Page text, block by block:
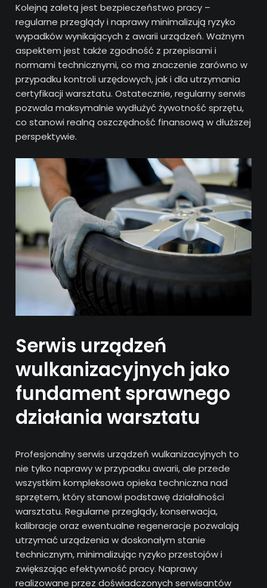
Kolejną zaletą jest bezpieczeństwo pracy –
regularne przeglądy i naprawy minimalizują ryzyko
wypadków wynikających z awarii urządzeń. Ważnym
aspektem jest także zgodność z przepisami i
normami technicznymi, co ma znaczenie zarówno w
przypadku kontroli urzędowych, jak i dla utrzymania
certyfikacji warsztatu. Ostatecznie, regularny serwis
pozwala maksymalnie wydłużyć żywotność sprzętu,
co stanowi realną oszczędność finansową w dłuższej
perspektywie.
Serwis urządzeń
wulkanizacyjnych jako
fundament sprawnego
działania warsztatu
Profesjonalny serwis urządzeń wulkanizacyjnych to
nie tylko naprawy w przypadku awarii, ale przede
wszystkim kompleksowa opieka techniczna nad
sprzętem, który stanowi podstawę działalności
warsztatu. Regularne przeglądy, konserwacja,
kalibracje oraz ewentualne regeneracje pozwalają
utrzymać urządzenia w doskonałym stanie
technicznym, minimalizując ryzyko przestojów i
zwiększając efektywność pracy. Naprawy
realizowane przez doświadczonych serwisantów